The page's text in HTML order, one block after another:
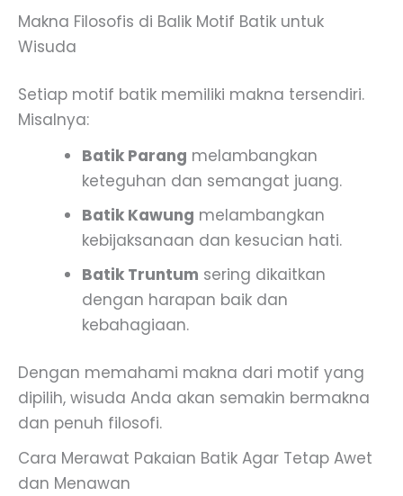
Makna Filosofis di Balik Motif Batik untuk
Wisuda
Setiap motif batik memiliki makna tersendiri.
Misalnya:
Batik Parang melambangkan
keteguhan dan semangat juang.
Batik Kawung melambangkan
kebijaksanaan dan kesucian hati.
Batik Truntum sering dikaitkan
dengan harapan baik dan
kebahagiaan.
Dengan memahami makna dari motif yang
dipilih, wisuda Anda akan semakin bermakna
dan penuh filosofi.
Cara Merawat Pakaian Batik Agar Tetap Awet
dan Menawan